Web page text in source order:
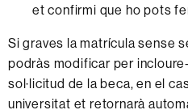
et confirmi que ho pots
Si graves la matrícula sense
podràs modificar per
sol·licitud de la beca, en el
universitat et retornarà